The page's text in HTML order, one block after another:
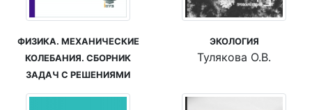
ФИЗИКА. МЕХАНИЧЕСКИЕ
КОЛЕБАНИЯ. СБОРНИК
ЗАДАЧ С РЕШЕНИЯМИ
ЭКОЛОГИЯ
Тулякова О.В.